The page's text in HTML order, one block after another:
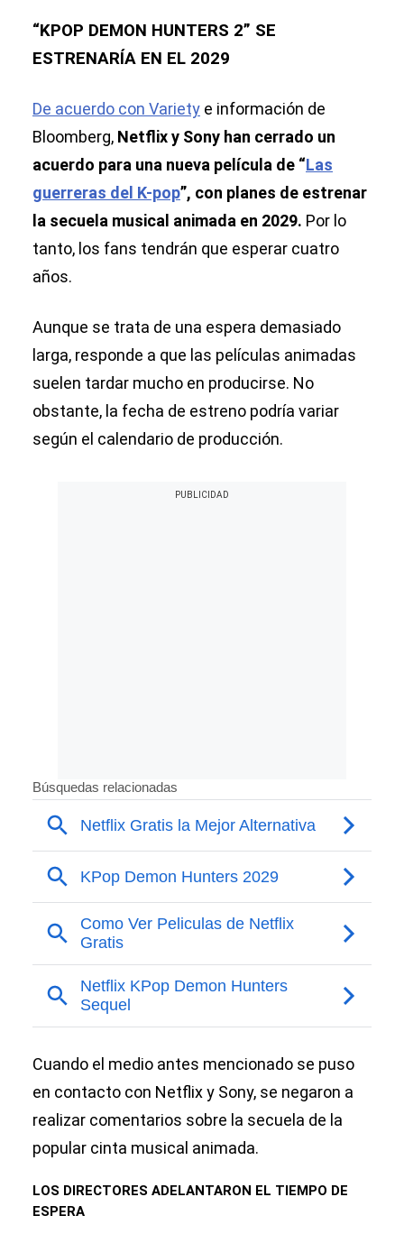
“KPOP DEMON HUNTERS 2” SE
ESTRENARÍA EN EL 2029
De acuerdo con Variety e información de
Bloomberg, Netflix y Sony han cerrado un
acuerdo para una nueva película de “Las
guerreras del K-pop”, con planes de estrenar
la secuela musical animada en 2029. Por lo
tanto, los fans tendrán que esperar cuatro
años.
Aunque se trata de una espera demasiado
larga, responde a que las películas animadas
suelen tardar mucho en producirse. No
obstante, la fecha de estreno podría variar
según el calendario de producción.
Cuando el medio antes mencionado se puso
en contacto con Netflix y Sony, se negaron a
realizar comentarios sobre la secuela de la
popular cinta musical animada.
LOS DIRECTORES ADELANTARON EL TIEMPO DE
ESPERA